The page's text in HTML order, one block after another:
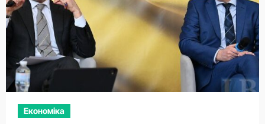
Економіка